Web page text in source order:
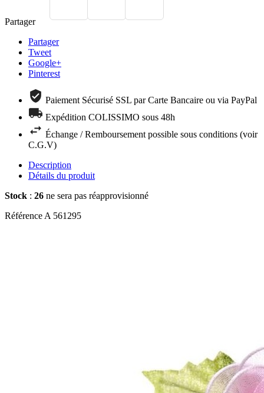
Partager
Partager
Tweet
Google+
Pinterest
Paiement Sécurisé SSL par Carte Bancaire ou via PayPal
Expédition COLISSIMO sous 48h
Échange / Remboursement possible sous conditions (voir
C.G.V)
Description
Détails du produit
Stock : 26 ne sera pas réapprovisionné
RéférenceA 561295